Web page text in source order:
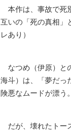
本作は、事故で死
互いの「死の真相」
レあり）
なつめ（伊原）と
海斗）は、「夢だっ
険悪なムードが漂う。
だが、壊れたトー